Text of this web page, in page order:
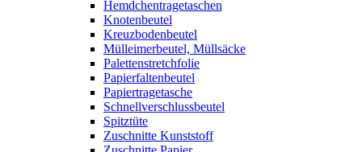
Hemdchentragetaschen
Knotenbeutel
Kreuzbodenbeutel
Mülleimerbeutel, Müllsäcke
Palettenstretchfolie
Papierfaltenbeutel
Papiertragetasche
Schnellverschlussbeutel
Spitztüte
Zuschnitte Kunststoff